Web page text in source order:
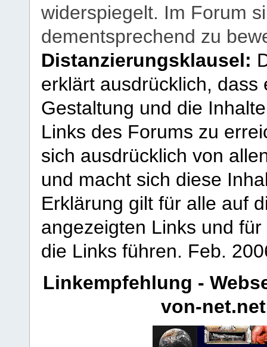
widerspiegelt. Im Forum
dementsprechend zu
Distanzierungsklausel:
erklärt ausdrücklich,
Gestaltung und die
Links des Forums zu
sich ausdrücklich von
und macht sich diese
Erklärung gilt für alle auf
angezeigten Links und
die Links führen. Feb.
Linkempfehlung -
von-net.net